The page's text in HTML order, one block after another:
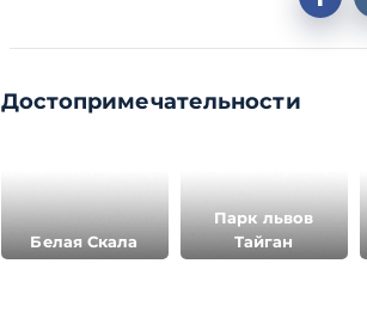
Достопримечательности
Белая Скала
Парк львов
Тайган